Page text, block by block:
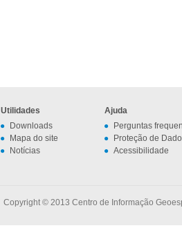
Utilidades
Downloads
Mapa do site
Notícias
Ajuda
Perguntas
Proteção de
Acessibilidade
Copyright © 2013 Centro de Informação